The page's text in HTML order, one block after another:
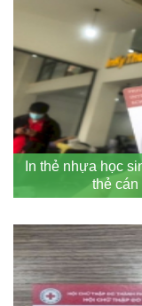
In thẻ nhựa học
thẻ cán